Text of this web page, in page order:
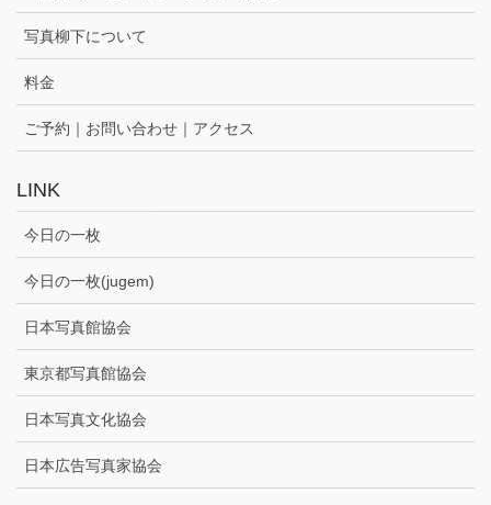
写真柳下について
料金
ご予約｜お問い合わせ｜アクセス
LINK
今日の一枚
今日の一枚(jugem)
日本写真館協会
東京都写真館協会
日本写真文化協会
日本広告写真家協会